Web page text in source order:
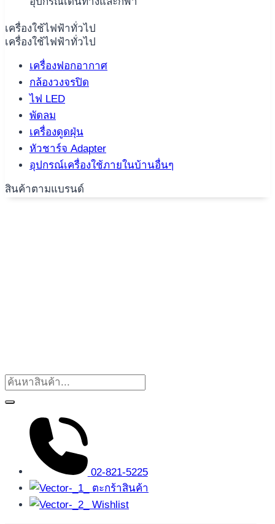
เครื่องใช้ไฟฟ้าทั่วไป
เครื่องใช้ไฟฟ้าทั่วไป
เครื่องฟอกอากาศ
กล้องวงจรปิด
ไฟ LED
พัดลม
เครื่องดูดฝุ่น
หัวชาร์จ Adapter
อุปกรณ์เครื่องใช้ภายในบ้านอื่นๆ
สินค้าตามแบรนด์
02-821-5225
ตะกร้าสินค้า
Wishlist